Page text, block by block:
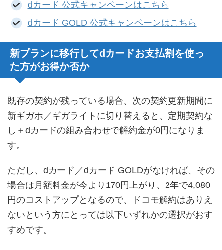
dカード 公式キャンペーンはこちら
dカード GOLD 公式キャンペーンはこちら
新プランに移行してdカードお支払割を使っ
た方がお得か否か
既存の契約が残っている場合、次の契約更新期間に
新ギガホ／ギガライトに切り替えると、定期契約な
し＋dカードの組み合わせで解約金が0円になりま
す。
ただし、dカード／dカード GOLDがなければ、その
場合は月額料金が今より170円上がり、2年で4,080
円のコストアップとなるので、ドコモ解約はありえ
ないという方にとっては以下いずれかの選択がおす
すめです。